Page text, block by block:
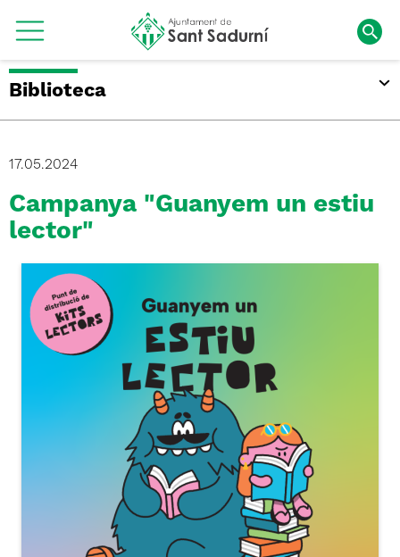
Biblioteca
17.05.2024
Campanya "Guanyem un estiu
lector"